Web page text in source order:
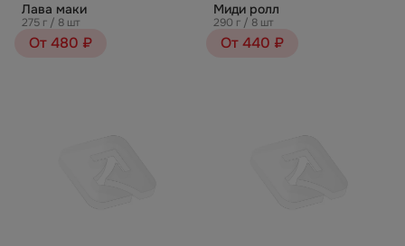
Лава маки
275 г / 8 шт
От 480 ₽
Миди ролл
290 г / 8 шт
От 440 ₽